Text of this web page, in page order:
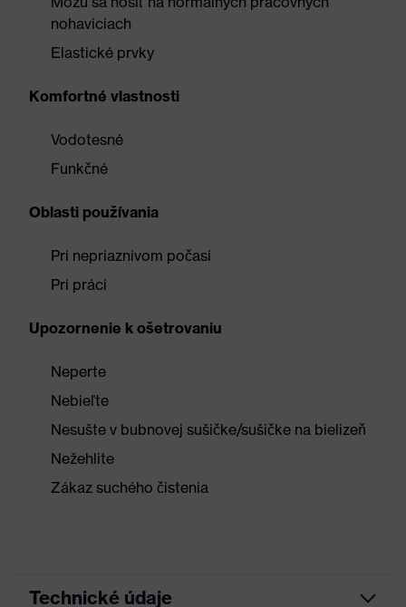
nohaviciach
Elastické prvky
Komfortné vlastnosti
Vodotesné
Funkčné
Oblasti používania
Pri nepriaznivom počasí
Pri práci
Upozornenie k ošetrovaniu
Neperte
Nebieľte
Nesušte v bubnovej sušičke/sušičke na bielizeň
Nežehlite
Zákaz suchého čistenia
Technické údaje